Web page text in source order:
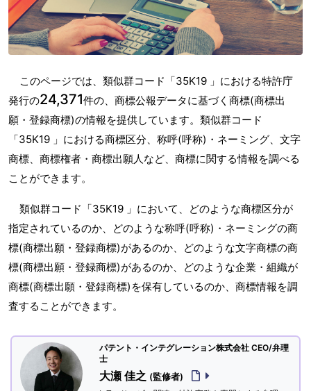
このページでは、類似群コード「35K19 」における特許庁
発行の24,371件の、商標公報データに基づく商標(商標出
願・登録商標)の情報を提供しています。類似群コード
「35K19 」における商標区分、称呼(呼称)・ネーミング、文字
商標、商標権者・商標出願人など、商標に関する情報を調べる
ことができます。
類似群コード「35K19 」において、どのような商標区分が
指定されているのか、どのような称呼(呼称)・ネーミングの商
標(商標出願・登録商標)があるのか、どのような文字商標の商
標(商標出願・登録商標)があるのか、どのような企業・組織が
商標(商標出願・登録商標)を保有しているのか、商標情報を調
査することができます。
パテント・インテグレーション株式会社 CEO/弁理
士
大瀬 佳之 (監修者)